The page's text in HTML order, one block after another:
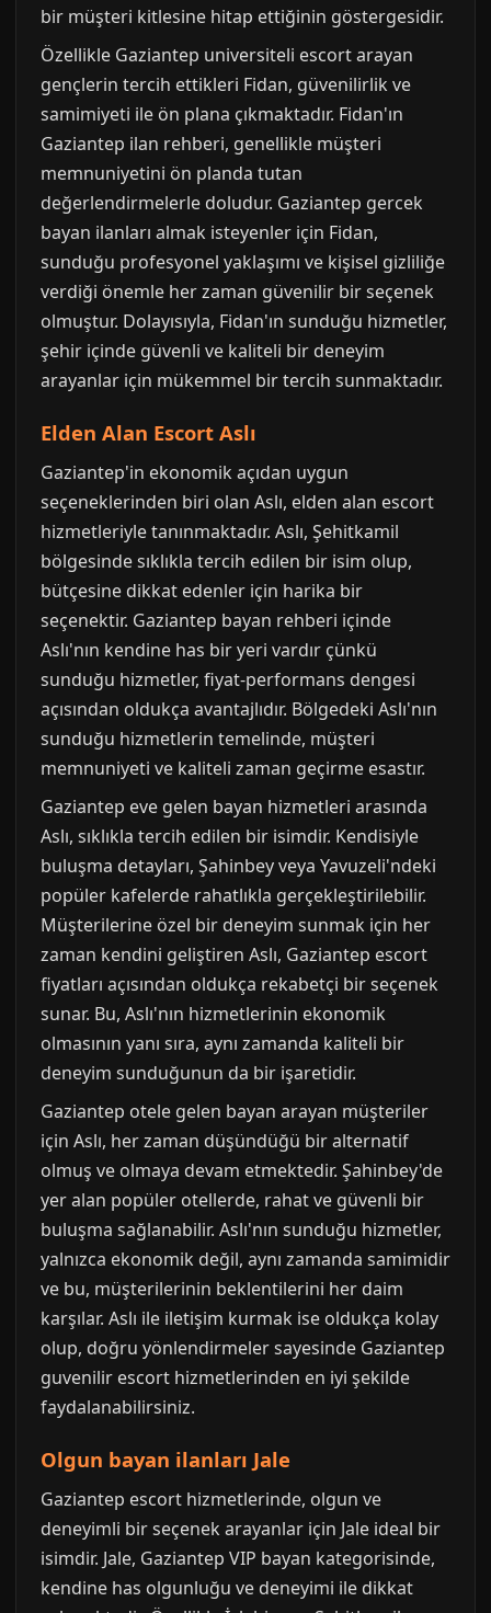
bir müşteri kitlesine hitap ettiğinin göstergesidir.
Özellikle Gaziantep universiteli escort arayan
gençlerin tercih ettikleri Fidan, güvenilirlik ve
samimiyeti ile ön plana çıkmaktadır. Fidan'ın
Gaziantep ilan rehberi, genellikle müşteri
memnuniyetini ön planda tutan
değerlendirmelerle doludur. Gaziantep gercek
bayan ilanları almak isteyenler için Fidan,
sunduğu profesyonel yaklaşımı ve kişisel gizliliğe
verdiği önemle her zaman güvenilir bir seçenek
olmuştur. Dolayısıyla, Fidan'ın sunduğu hizmetler,
şehir içinde güvenli ve kaliteli bir deneyim
arayanlar için mükemmel bir tercih sunmaktadır.
Elden Alan Escort Aslı
Gaziantep'in ekonomik açıdan uygun
seçeneklerinden biri olan Aslı, elden alan escort
hizmetleriyle tanınmaktadır. Aslı, Şehitkamil
bölgesinde sıklıkla tercih edilen bir isim olup,
bütçesine dikkat edenler için harika bir
seçenektir. Gaziantep bayan rehberi içinde
Aslı'nın kendine has bir yeri vardır çünkü
sunduğu hizmetler, fiyat-performans dengesi
açısından oldukça avantajlıdır. Bölgedeki Aslı'nın
sunduğu hizmetlerin temelinde, müşteri
memnuniyeti ve kaliteli zaman geçirme esastır.
Gaziantep eve gelen bayan hizmetleri arasında
Aslı, sıklıkla tercih edilen bir isimdir. Kendisiyle
buluşma detayları, Şahinbey veya Yavuzeli'ndeki
popüler kafelerde rahatlıkla gerçekleştirilebilir.
Müşterilerine özel bir deneyim sunmak için her
zaman kendini geliştiren Aslı, Gaziantep escort
fiyatları açısından oldukça rekabetçi bir seçenek
sunar. Bu, Aslı'nın hizmetlerinin ekonomik
olmasının yanı sıra, aynı zamanda kaliteli bir
deneyim sunduğunun da bir işaretidir.
Gaziantep otele gelen bayan arayan müşteriler
için Aslı, her zaman düşündüğü bir alternatif
olmuş ve olmaya devam etmektedir. Şahinbey'de
yer alan popüler otellerde, rahat ve güvenli bir
buluşma sağlanabilir. Aslı'nın sunduğu hizmetler,
yalnızca ekonomik değil, aynı zamanda samimidir
ve bu, müşterilerinin beklentilerini her daim
karşılar. Aslı ile iletişim kurmak ise oldukça kolay
olup, doğru yönlendirmeler sayesinde Gaziantep
guvenilir escort hizmetlerinden en iyi şekilde
faydalanabilirsiniz.
Olgun bayan ilanları Jale
Gaziantep escort hizmetlerinde, olgun ve
deneyimli bir seçenek arayanlar için Jale ideal bir
isimdir. Jale, Gaziantep VIP bayan kategorisinde,
kendine has olgunluğu ve deneyimi ile dikkat